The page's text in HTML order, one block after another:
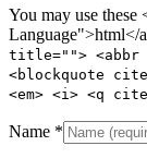
You may use
Language">html</
title=""> <abbr
<blockquote
<em> <i> <q
Name *